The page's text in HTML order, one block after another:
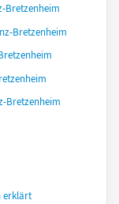
Bretzenheim
Bretzenheim
Bretzenheim
erklärt